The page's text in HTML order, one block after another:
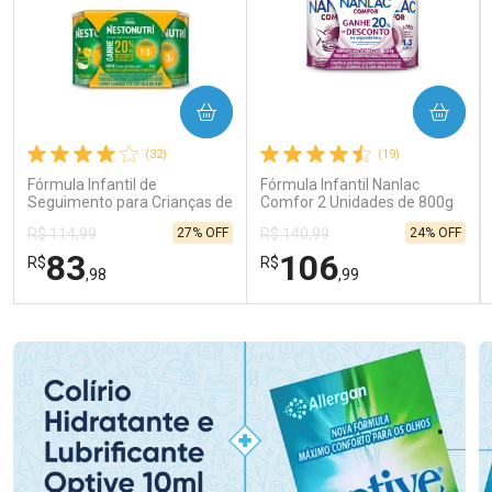
(32)
Fórmula Infantil de
Seguimento para Crianças de
Primeira Infância Nestonutri
2 Unidades de 800g cada
R$ 114,99
R$83,98
27% OFF
COMPRAR
(19)
Fórmula Infantil Nanlac
Comfor 2 Unidades de 800g
R$ 140,99
R$106,99
24% OFF
COMPRAR
Laboratório
Por Menos